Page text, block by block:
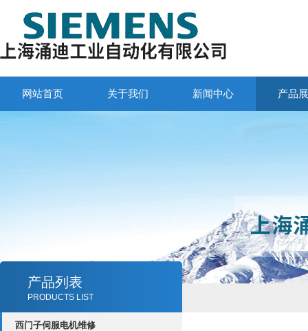
网站首页 关于我们 新闻中心 产品
产品列表
PRODUCTS LIST
西门子伺服电机维修